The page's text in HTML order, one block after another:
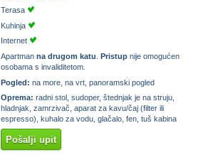
Terasa
Kuhinja
Internet
Apartman na drugom katu Pristup nije omogućen
osobama s invaliditetom.
Pogled: na more, na vrt, panoramski pogled
Oprema: radni stol, sudoper, štednjak je na struju,
hladnjak, zamrzivač, aparat za kavu/čaj (filter ili
espresso), kuhalo za vodu, glačalo, fen, tuš kabina
Pošalji upit